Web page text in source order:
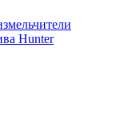
Hunter